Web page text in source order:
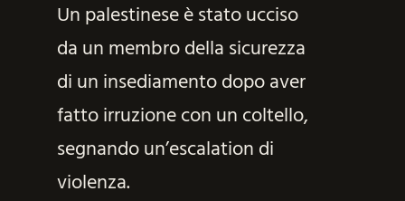
Un palestinese è stato ucciso
da un membro della sicurezza
di un insediamento dopo aver
fatto irruzione con un coltello,
segnando un’escalation di
violenza.